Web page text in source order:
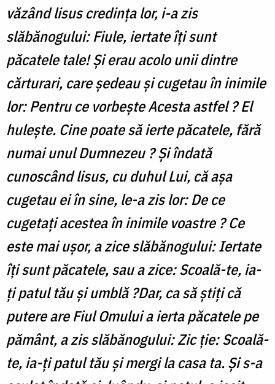
văzând lisus credinţa lor, i-a zis
slăbănogului: Fiule, iertate îţi sunt
păcatele tale! Şi erau acolo unii dintre
cărturari, care şedeau şi cugetau în inimile
lor: Pentru ce vorbeşte Acesta astfel ? El
huleşte. Cine poate să ierte păcatele, fără
numai unul Dumnezeu ? Şi îndată
cunoscând lisus, cu duhul Lui, că aşa
cugetau ei în sine, le-a zis lor: De ce
cugetaţi acestea în inimile voastre ? Ce
este mai uşor, a zice slăbănogului: Iertate
îţi sunt păcatele, sau a zice: Scoală-te, ia-
ţi patul tău şi umblă ?Dar, ca să ştiţi că
putere are Fiul Omului a ierta păcatele pe
pământ, a zis slăbănogului: Zic ţie: Scoală-
te, ia-ţi patul tău şi mergi la casa ta. Şi s-a